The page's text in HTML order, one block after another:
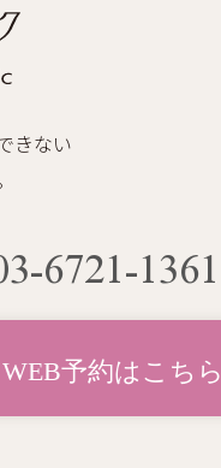
きない
WEB予約はこちら
6721-1361